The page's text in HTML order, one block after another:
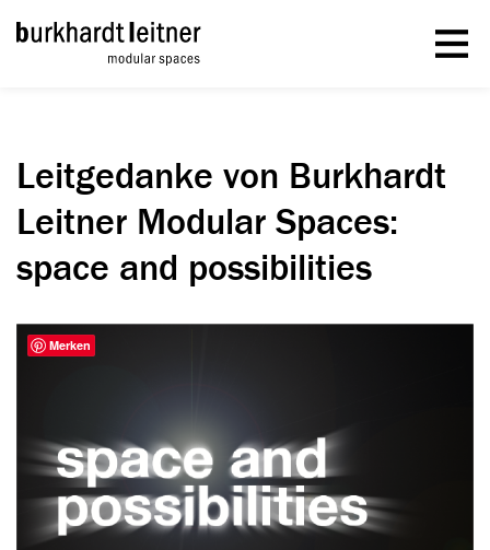
Leitgedanke von Burkhardt
Leitner Modular Spaces:
space and possibilities
Merken